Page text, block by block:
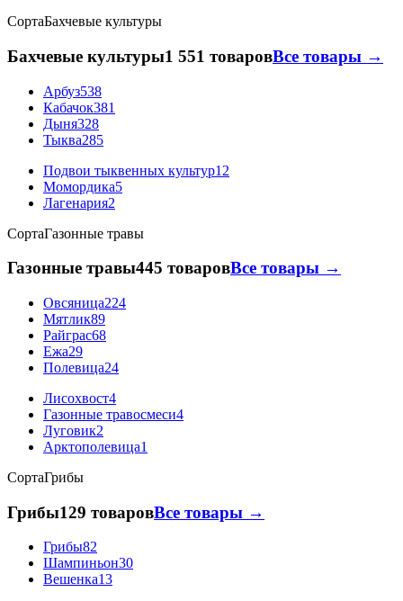
СортаБахчевые культуры
Бахчевые культуры1 551 товаровВсе товары →
Арбуз538
Кабачок381
Дыня328
Тыква285
Подвои тыквенных культур12
Момордика5
Лагенария2
СортаГазонные травы
Газонные травы445 товаровВсе товары →
Овсяница224
Мятлик89
Райграс68
Ежа29
Полевица24
Лисохвост4
Газонные травосмеси4
Луговик2
Арктополевица1
СортаГрибы
Грибы129 товаровВсе товары →
Грибы82
Шампиньон30
Вешенка13